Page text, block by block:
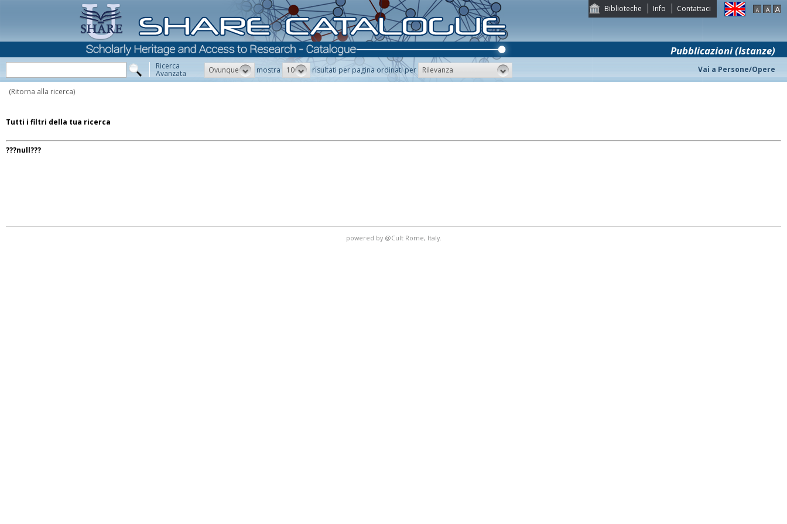
Biblioteche Info Contattaci
Pubblicazioni (Istanze)
Ricerca
Avanzata Ovunque mostra 10 risultati per pagina ordinati per Rilevanza Vai a Persone/Opere
(Ritorna alla ricerca)
Tutti i filtri della tua ricerca
???null???
powered by @Cult Rome, Italy.